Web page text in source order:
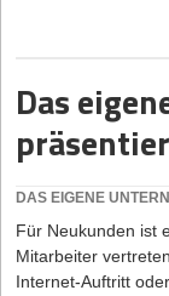
Customized-
nach seinen
deutlichsten
kostet häufig nur
Unterschied zu
einer
kann es sich um
Das
DAS EIGENE
Für Neukunden ist
Mitarbeiter
Internet-Auftritt